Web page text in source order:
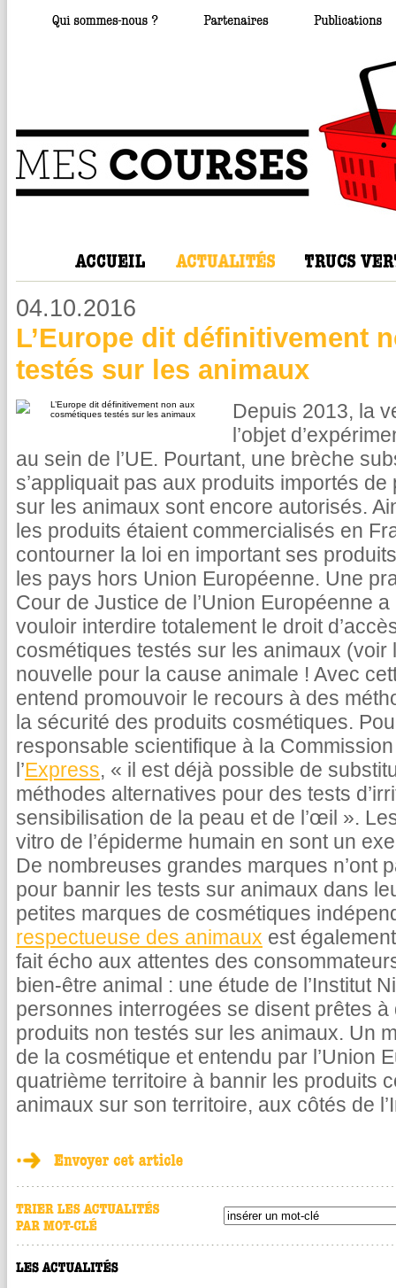
04.10.2016
L’Europe dit définitivement
testés sur les animaux
Depuis 2013, la
l’objet
au sein de l’UE. Pourtant, une brèche
s’appliquait pas aux produits importés
sur les animaux sont encore autorisés.
les produits étaient commercialisés en
contourner la loi en important ses
les pays hors Union Européenne. Une
Cour de Justice de l’Union Européenne
vouloir interdire totalement le droit
cosmétiques testés sur les animaux
nouvelle pour la cause animale ! Avec
entend promouvoir le recours à des
la sécurité des produits cosmétiques.
responsable scientifique à la
l’Express, « il est déjà possible de
méthodes alternatives pour des tests
sensibilisation de la peau et de l’œil ».
vitro de l’épiderme humain en sont un
De nombreuses grandes marques n’ont
pour bannir les tests sur animaux dans
petites marques de cosmétiques
respectueuse des animaux est
fait écho aux attentes des
bien-être animal : une étude de l’Institut
personnes interrogées se disent prêtes
produits non testés sur les animaux. Un
de la cosmétique et entendu par l’Union
quatrième territoire à bannir les produits
animaux sur son territoire, aux côtés de